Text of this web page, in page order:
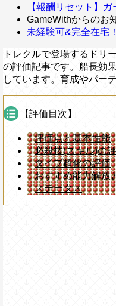
【報酬リセット】
GameWithからのお
未経験可&完全在宅
トレクルで登場するドリ
の評価記事です。船長効
しています。育成やパー
【評価目次】
評価点と基本性能
必殺技(スキル)の
タイプ超化の評価
おすすめ能力解放
ステータス